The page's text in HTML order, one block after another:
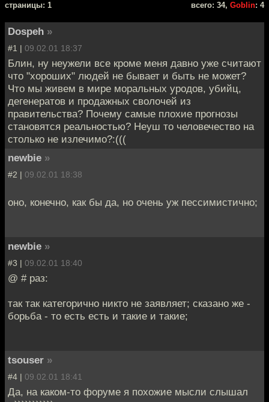
cтраницы: 1 всего: 34, Goblin: 4
Dospeh »
#1 | 09.02.01 18:37
Блин, ну неужели все кроме меня давно уже считают
что "хороших" людей не бывает и быть не может?
Что мы живем в мире моральных уродов, убийц,
дегенератов и продажных сволочей из
правительства? Почему самые плохие прогнозы
становятся реальностью? Неуш то человечество на
столько не излечимо?:(((
newbie »
#2 | 09.02.01 18:38
оно, конечно, как бы да, но очень уж пессимистично;
newbie »
#3 | 09.02.01 18:40
@ # раз:
так так категорично никто не заявляет; сказано же -
борьба - то есть есть и такие и такие;
tsouser »
#4 | 09.02.01 18:41
Да, на каком-то форуме я похожие мысли слышал